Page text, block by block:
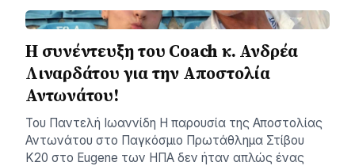
H συνέντευξη του Coach κ. Ανδρέα
Λιναρδάτου για την Αποστολία
Αντωνάτου!
Του Παντελή Ιωαννίδη ​Η παρουσία της Αποστολίας
Αντωνάτου στο Παγκόσμιο Πρωτάθλημα Στίβου
Κ20 στο Eugene των ΗΠΑ δεν ήταν απλώς ένας